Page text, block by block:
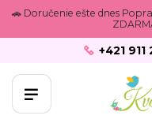
🚗 Doručenie ešte dnes
+421